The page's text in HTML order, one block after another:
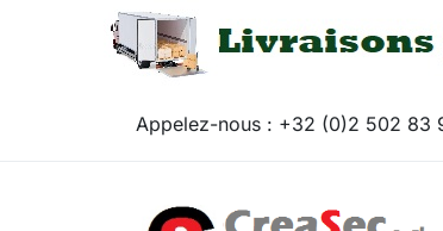
Appelez-nous : +32 (0)2 502 83